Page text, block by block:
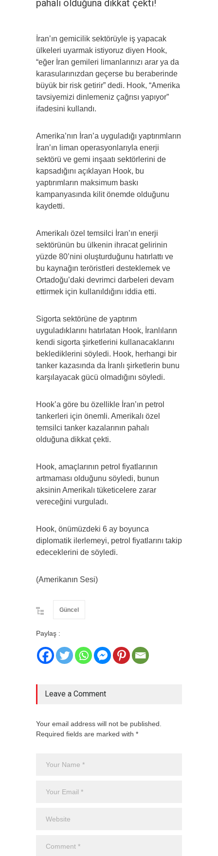
pahalı olduğuna dikkat çekti!
İran’ın gemicilik sektörüyle iş yapacak
ülkeleri uyarmak istiyoruz diyen Hook,
“eğer İran gemileri limanlarınızı arar ya da
karasularınızdan geçerse bu beraberinde
büyük bir risk getirir” dedi. Hook, “Amerika
tavsiyemizi dinlemeniz çağrısı yapıyor”
ifadesini kullandı.
Amerika’nın İran’a uyguladığı yaptırımların
İran’ın liman operasyonlarıyla enerji
sektörü ve gemi inşaatı sektörlerini de
kapsadığını açıklayan Hook, bu
yaptırımların maksimum baskı
kampanyasında kilit önemde olduğunu
kaydetti.
Amerikalı özel temsilci İran’ın enerji
sektörünün bu ülkenin ihracat gelirinin
yüzde 80’nini oluşturduğunu hatırlattı ve
bu kaynağın teröristleri desteklemek ve
Ortadoğu’daki devrimci darbeleri devam
ettirmek için kullanıldığını iddia etti.
Sigorta sektörüne de yaptırım
uyguladıklarını hatırlatan Hook, İranlıların
kendi sigorta şirketlerini kullanacaklarını
beklediklerini söyledi. Hook, herhangi bir
tanker kazasında da İranlı şirketlerin bunu
karşılayacak gücü olmadığını söyledi.
Hook’a göre bu özellikle İran’ın petrol
tankerleri için önemli. Amerikalı özel
temsilci tanker kazalarının pahalı
olduğuna dikkat çekti.
Hook, amaçlarının petrol fiyatlarının
artmaması olduğunu söyledi, bunun
aksinin Amerikalı tüketicelere zarar
vereceğini vurguladı.
Hook, önümüzdeki 6 ay boyunca
diplomatik ilerlemeyi, petrol fiyatlarını takip
edeceklerini de söyledi.
(Amerikanın Sesi)
Güncel
Paylaş :
Leave a Comment
Your email address will not be published.
Required fields are marked with *